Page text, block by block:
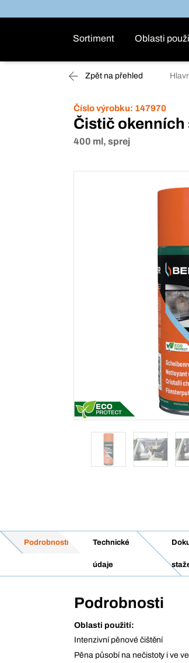
Sortiment Oblasti
Zpět na přehled
Číslo výrobku: 147970
Čistič okenních
400 ml, sprej
Podrobnosti Technické
údaje
Podrobnosti
Oblasti použití:
Intenzivní pěnové čištění
Pěna působí na nečistoty i ve